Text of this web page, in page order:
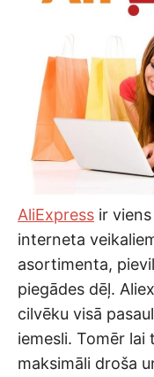
AliExpress ir
interneta
asortimenta,
piegādes dēļ.
cilvēku visā
iemesli. Tomēr lai
maksimāli droša